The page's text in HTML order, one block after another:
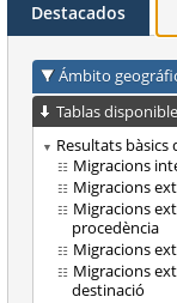
Destacados
Ámbito
Tablas
Resultats
Migracions
Migracions
Migracions
procedència
Migracions
Migracions
destinació